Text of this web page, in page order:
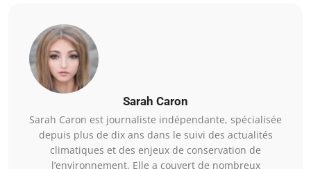
Sarah Caron
Sarah Caron est journaliste indépendante, spécialisée
depuis plus de dix ans dans le suivi des actualités
climatiques et des enjeux de conservation de
l’environnement. Elle a couvert de nombreux